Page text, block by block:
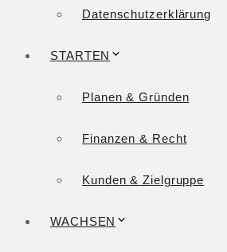
Datenschutzerklärung
STARTEN
Planen & Gründen
Finanzen & Recht
Kunden & Zielgruppe
WACHSEN